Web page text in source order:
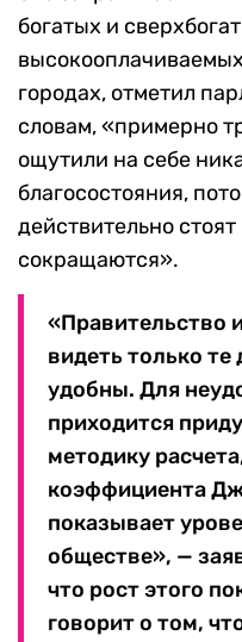
богатых и
городах, отметил
словам, «примерно
ощутили на себе
благосостояния,
действительно
сокращаются».
«Правительство
видеть только
удобны. Для
приходится
методику
коэффициента
показывает
обществе», —
что рост этого
говорит о том,